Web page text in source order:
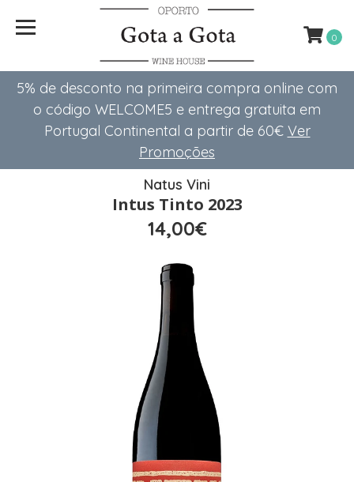
5% de desconto na primeira compra online com
o código WELCOME5 e entrega gratuita em
Portugal Continental a partir de 60€ Ver
Promoções
0
Natus Vini
Intus Tinto 2023
14,00€